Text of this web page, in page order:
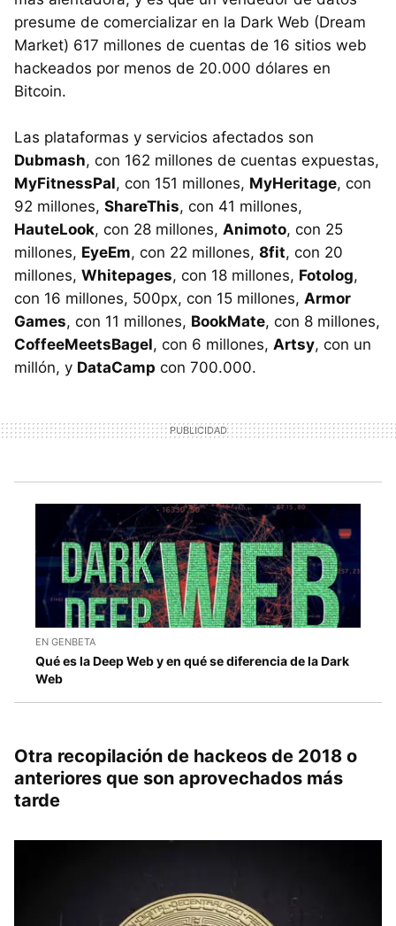
presume de comercializar en la Dark Web (Dream
Market) 617 millones de cuentas de 16 sitios web
hackeados por menos de 20.000 dólares en
Bitcoin.
Las plataformas y servicios afectados son
Dubmash, con 162 millones de cuentas expuestas,
MyFitnessPal, con 151 millones, MyHeritage, con
92 millones, ShareThis, con 41 millones,
HauteLook, con 28 millones, Animoto, con 25
millones, EyeEm, con 22 millones, 8fit, con 20
millones, Whitepages, con 18 millones, Fotolog,
con 16 millones, 500px, con 15 millones, Armor
Games, con 11 millones, BookMate, con 8 millones,
CoffeeMeetsBagel, con 6 millones, Artsy, con un
millón, y DataCamp con 700.000.
EN GENBETA
Qué es la Deep Web y en qué se diferencia de la Dark
Web
Otra recopilación de hackeos de 2018 o
anteriores que son aprovechados más
tarde